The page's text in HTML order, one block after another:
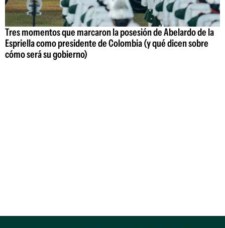
Tres momentos que marcaron la posesión de Abelardo de la
Espriella como presidente de Colombia (y qué dicen sobre
cómo será su gobierno)